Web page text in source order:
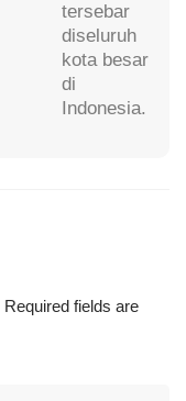
tersebar
diseluruh
kota besar
di
Indonesia.
Required fields are